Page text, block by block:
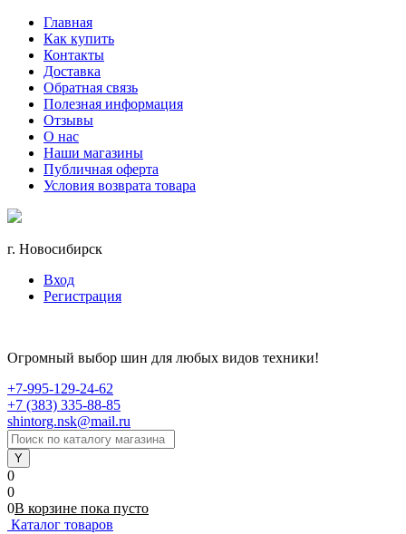
Главная
Как купить
Контакты
Доставка
Обратная связь
Полезная информация
Отзывы
О нас
Наши магазины
Публичная оферта
Условия возврата товара
г. Новосибирск
Вход
Регистрация
Огромный выбор шин для любых видов техники!
+7-995-129-24-62
+7 (383) 335-88-85
shintorg.nsk@mail.ru
0
0
0В корзине пока пусто
Каталог товаров